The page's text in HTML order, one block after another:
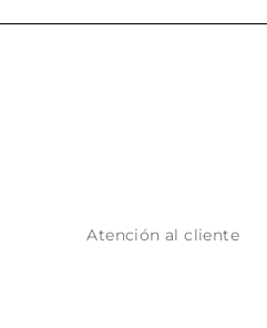
Atención al cliente